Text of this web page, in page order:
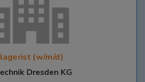
(w/m/d)
Dresden KG